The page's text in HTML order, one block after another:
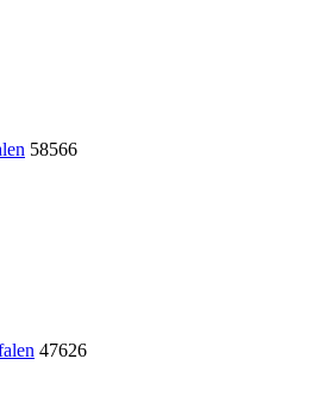
58566
47626